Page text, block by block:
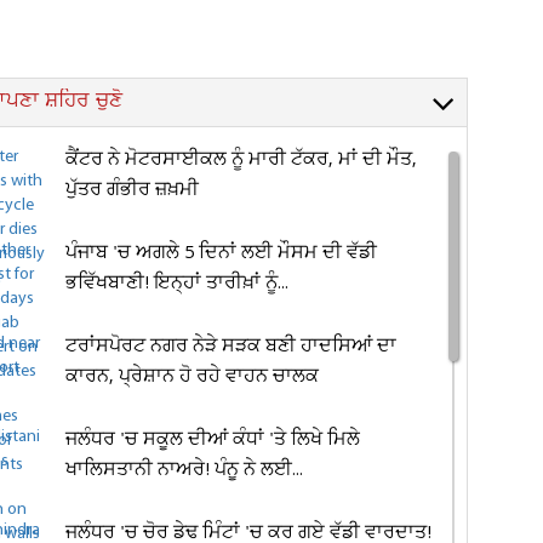
ਸ਼ਹਿਰ ਚੁਣੋ
ਕੈਂਟਰ ਨੇ ਮੋਟਰਸਾਈਕਲ ਨੂੰ ਮਾਰੀ ਟੱਕਰ, ਮਾਂ ਦੀ ਮੌਤ,
ਪੁੱਤਰ ਗੰਭੀਰ ਜ਼ਖ਼ਮੀ
ਪੰਜਾਬ 'ਚ ਅਗਲੇ 5 ਦਿਨਾਂ ਲਈ ਮੌਸਮ ਦੀ ਵੱਡੀ
ਭਵਿੱਖਬਾਣੀ! ਇਨ੍ਹਾਂ ਤਾਰੀਖ਼ਾਂ ਨੂੰ...
ਟਰਾਂਸਪੋਰਟ ਨਗਰ ਨੇੜੇ ਸੜਕ ਬਣੀ ਹਾਦਸਿਆਂ ਦਾ
ਕਾਰਨ, ਪ੍ਰੇਸ਼ਾਨ ਹੋ ਰਹੇ ਵਾਹਨ ਚਾਲਕ
ਜਲੰਧਰ 'ਚ ਸਕੂਲ ਦੀਆਂ ਕੰਧਾਂ 'ਤੇ ਲਿਖੇ ਮਿਲੇ
ਖਾਲਿਸਤਾਨੀ ਨਾਅਰੇ! ਪੰਨੂ ਨੇ ਲਈ...
ਜਲੰਧਰ 'ਚ ਚੋਰ ਡੇਢ ਮਿੰਟਾਂ 'ਚ ਕਰ ਗਏ ਵੱਡੀ ਵਾਰਦਾਤ!